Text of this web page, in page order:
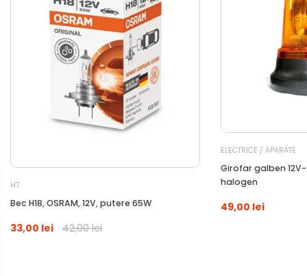
H7
Bec H18, OSRAM, 12V, putere 65W
33,00 lei 42,00 lei
ELECTRICE / APARATE
Girofar galben
halogen
49,00 lei